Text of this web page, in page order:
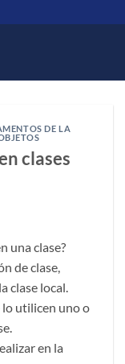
DE LA
clases
una clase?
de clase,
clase local.
lo utilicen uno o
en la